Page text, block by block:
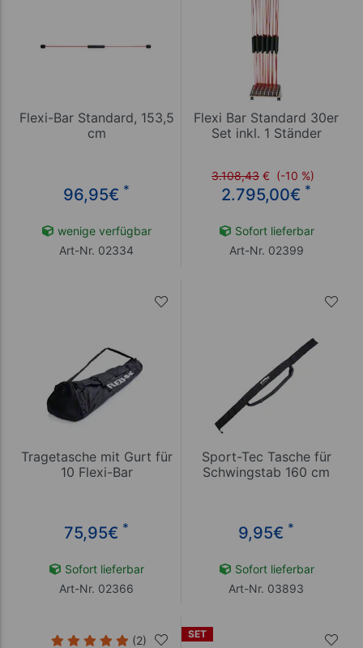
Flexi-Bar Standard, 153,5
cm
96,95€ *
wenige verfügbar
Art-Nr. 02334
Flexi Bar Standard 30er
Set inkl. 1 Ständer
3.108,43 € (-10 %)
2.795,00€ *
Sofort lieferbar
Art-Nr. 02399
Tragetasche mit Gurt für
10 Flexi-Bar
75,95€ *
Sofort lieferbar
Art-Nr. 02366
Sport-Tec Tasche für
Schwingstab 160 cm
9,95€ *
Sofort lieferbar
Art-Nr. 03893
(2) SET